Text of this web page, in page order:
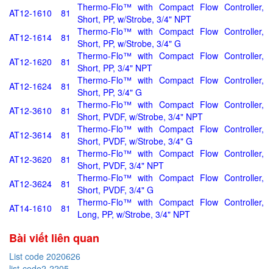
AT12-1610 81
Thermo-Flo™ with Compact Flow Controller,
Short, PP, w/Strobe, 3/4" NPT
AT12-1614
81
Thermo-Flo™ with Compact Flow Controller,
Short, PP, w/Strobe, 3/4" G
AT12-1620
81
Thermo-Flo™ with Compact Flow Controller,
Short, PP, 3/4" NPT
AT12-1624
81
Thermo-Flo™ with Compact Flow Controller,
Short, PP, 3/4" G
AT12-3610
81
Thermo-Flo™ with Compact Flow Controller,
Short, PVDF, w/Strobe, 3/4" NPT
AT12-3614
81
Thermo-Flo™ with Compact Flow Controller,
Short, PVDF, w/Strobe, 3/4" G
AT12-3620
81
Thermo-Flo™ with Compact Flow Controller,
Short, PVDF, 3/4" NPT
AT12-3624
81
Thermo-Flo™ with Compact Flow Controller,
Short, PVDF, 3/4" G
AT14-1610
81
Thermo-Flo™ with Compact Flow Controller,
Long, PP, w/Strobe, 3/4" NPT
Bài viết liên quan
List code 2020626